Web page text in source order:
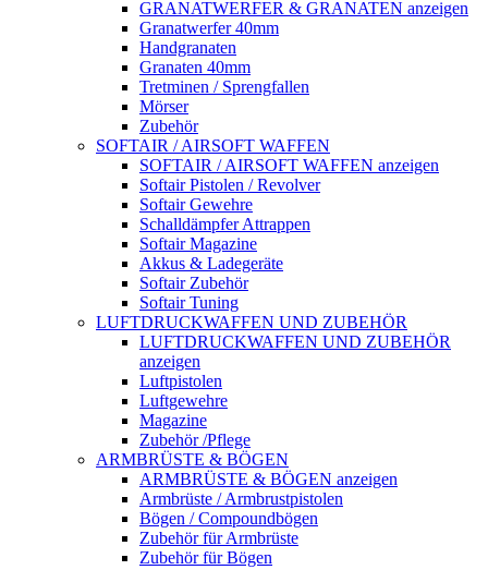
GRANATWERFER & GRANATEN anzeigen
Granatwerfer 40mm
Handgranaten
Granaten 40mm
Tretminen / Sprengfallen
Mörser
Zubehör
SOFTAIR / AIRSOFT WAFFEN
SOFTAIR / AIRSOFT WAFFEN anzeigen
Softair Pistolen / Revolver
Softair Gewehre
Schalldämpfer Attrappen
Softair Magazine
Akkus & Ladegeräte
Softair Zubehör
Softair Tuning
LUFTDRUCKWAFFEN UND ZUBEHÖR
LUFTDRUCKWAFFEN UND ZUBEHÖR
anzeigen
Luftpistolen
Luftgewehre
Magazine
Zubehör /Pflege
ARMBRÜSTE & BÖGEN
ARMBRÜSTE & BÖGEN anzeigen
Armbrüste / Armbrustpistolen
Bögen / Compoundbögen
Zubehör für Armbrüste
Zubehör für Bögen